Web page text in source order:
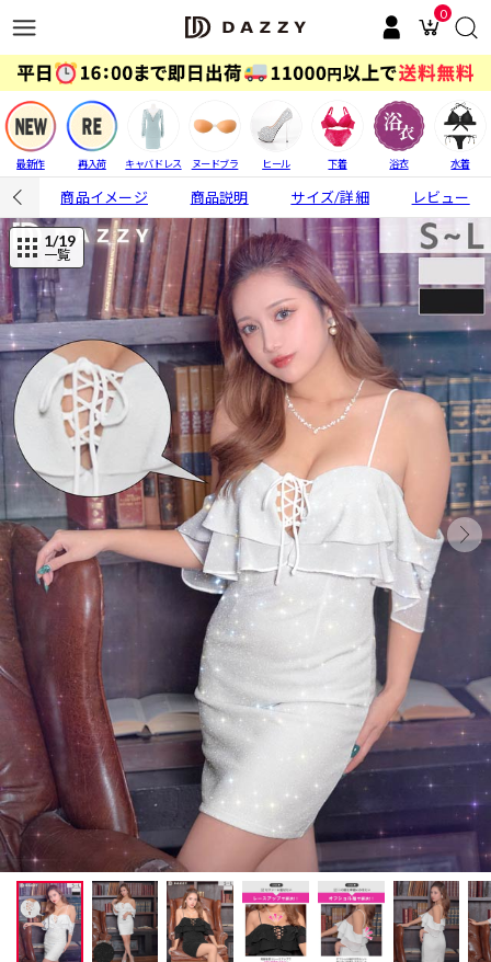
0
最新作 再入荷 キャバドレス ヌードブラ ヒール 下着 浴衣 水着
商品イメージ 商品説明 サイズ/詳細 レビュー
1/19
一覧